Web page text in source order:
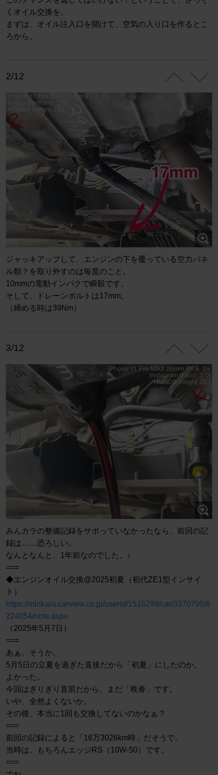
くオイル交換を。
まずは、オイル注入口を開けて、空気の入り口を作るとこ
ろから。
2/12
ジャッキアップして、エンジンの下を覆っている空力パネ
ル類？を取り外すのは毎度のこと。
10mmの電動インパクで瞬殺です。
そして、ドレーンボルトは17mm。
（締める時は39Nm）
3/12
みんカラの整備記録をサボっていなかったなら、前回の記
録は……恐ろしい。
なんとなんと、1年前なのでした。↓
===
◆エンジンオイル交換@2025初夏（初代ZE1型インサイ
ト）
https://minkara.carview.co.jp/userid/1516299/car/3370790/8
224054/note.aspx
（2025年5月7日）
===
あぁ、そうか。
5月5日の立夏を過ぎた直後だから「初夏」にしたのか。
よかった。
今回はぎりぎり直前だから、まだ「晩春」です。
いや、全然よくないか。
その後、本当に1回も交換してないのかなぁ？
===
前回の記録によると「16万3026km時」だそうで。
当時は、もちろんエッジRS（10W-50）です。
===